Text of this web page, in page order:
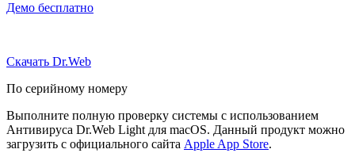
Демо бесплатно
Скачать Dr.Web
По серийному номеру
Выполните полную проверку системы с использованием
Антивируса Dr.Web Light для macOS. Данный продукт можно
загрузить с официального сайта Apple App Store.